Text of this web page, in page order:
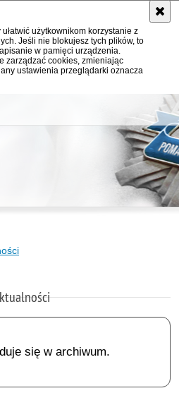
użytkownikom korzystanie z
Jeśli nie blokujesz tych plików, to
w pamięci urządzenia.
zarządzać cookies, zmieniając
ustawienia przeglądarki oznacza
się w archiwum.